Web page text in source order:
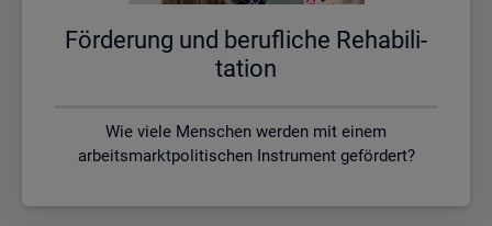
För­de­rung und be­ruf­li­che Re­ha­bi­li­
ta­ti­on
Wie viele Menschen werden mit einem
arbeitsmarktpolitischen Instrument gefördert?